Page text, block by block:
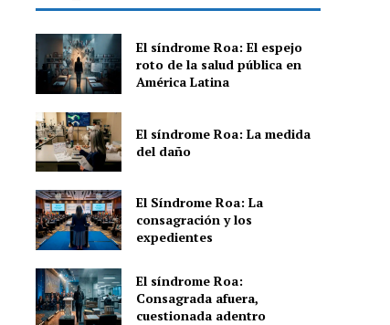
El síndrome Roa: El espejo
roto de la salud pública en
América Latina
El síndrome Roa: La medida
del daño
El Síndrome Roa: La
consagración y los
expedientes
El síndrome Roa:
Consagrada afuera,
cuestionada adentro